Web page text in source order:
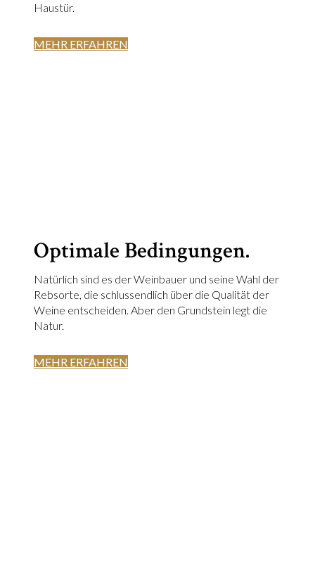
Haustür.
MEHR ERFAHREN
Optimale Bedingungen.
Natürlich sind es der Weinbauer und seine Wahl der
Rebsorte, die schlussendlich über die Qualität der
Weine entscheiden. Aber den Grundstein legt die
Natur.
MEHR ERFAHREN